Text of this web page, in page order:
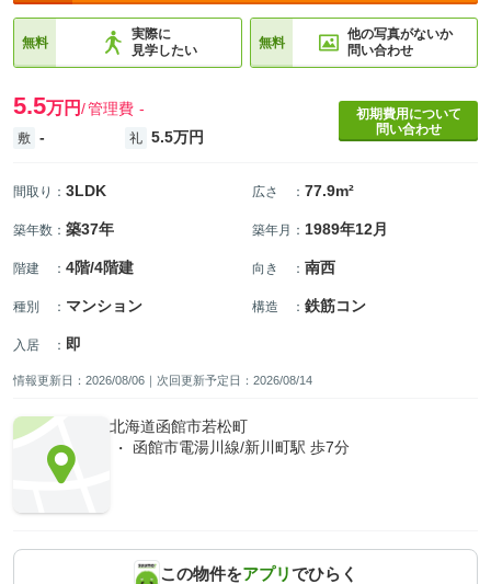
無料
実際に
見学したい
無料
他の写真がないか
問い合わせ
5.5万円 管理費 -
敷 - 礼 5.5万円
初期費用について
問い合わせ
間取り ： 3LDK 広さ ： 77.9m²
築年数 ： 築37年 築年月 ： 1989年12月
階建 ： 4階/4階建 向き ： 南西
種別 ： マンション 構造 ： 鉄筋コン
入居 ： 即
情報更新日：2026/08/06｜次回更新予定日：2026/08/14
北海道函館市若松町
函館市電湯川線/新川町駅 歩7分
この物件をアプリでひらく